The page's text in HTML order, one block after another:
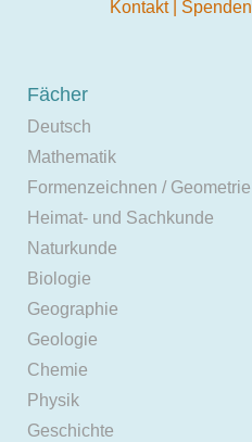
Kontakt Spenden
Fächer
Deutsch
Mathematik
Formenzeichnen / Geometrie
Heimat- und Sachkunde
Naturkunde
Biologie
Geographie
Geologie
Chemie
Physik
Geschichte